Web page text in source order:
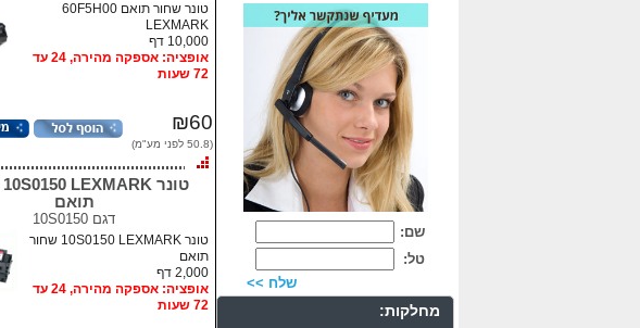
טונר שחור תואם 60F5H00
LEXMARK
10,000 דף
אופציה: אספקה מהירה, 24 עד
72 שעות
₪60
(50.8 לפני מע"מ)
תואם
דגם 10S0150
טונר 10S0150 LEXMARK שחור
תואם
2,000 דף
אופציה: אספקה מהירה, 24 עד
72 שעות
שם:
טל:
שלח >>
מחלקות: